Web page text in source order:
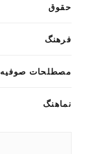
حقوق
فرهنگ
مصطلحات صوفیه
نماهنگ